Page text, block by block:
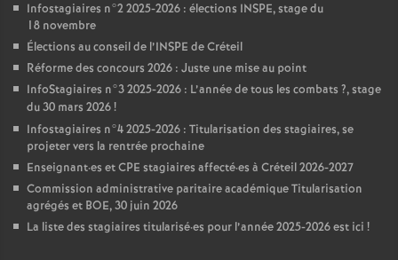
Infostagiaires n°2 2025-2026 : élections INSPE, stage du
18 novembre
Élections au conseil de l’INSPE de Créteil
Réforme des concours 2026 : Juste une mise au point
InfoStagiaires n°3 2025-2026 : L’année de tous les combats ?, stage
du 30 mars 2026!
Infostagiaires n°4 2025-2026 : Titularisation des stagiaires, se
projeter vers la rentrée prochaine
Enseignant·es etCPE stagiaires affecté·es à Créteil 2026-2027
Commission administrative paritaire académique Titularisation
agrégés et BOE, 30 juin 2026
La liste des stagiaires titularisé·es pour l’année 2025-2026 est ici !